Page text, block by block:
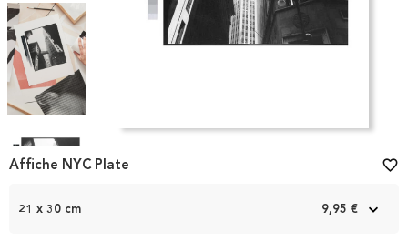
1
21 x 30 cm 9,95 €
Affiche NYC Plate favorite_border